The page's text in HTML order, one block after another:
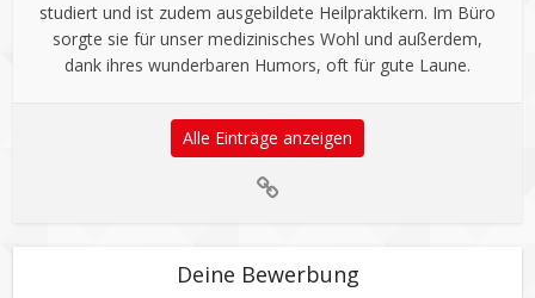
studiert und ist zudem ausgebildete Heilpraktikern. Im Büro
sorgte sie für unser medizinisches Wohl und außerdem,
dank ihres wunderbaren Humors, oft für gute Laune.
Alle Einträge anzeigen
Deine Bewerbung